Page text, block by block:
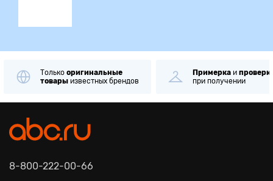
Только оригинальные
товары известных брендов
Примерка и
при получении
8-800-222-00-66